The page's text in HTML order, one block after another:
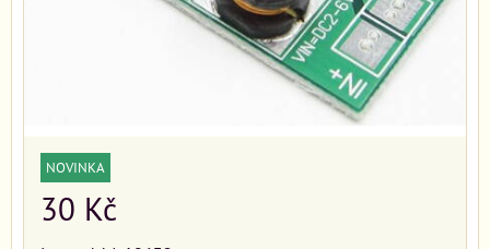
NOVINKA
30 Kč